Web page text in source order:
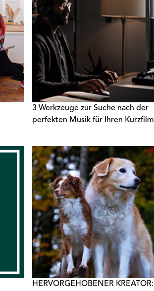
3 Werkzeuge zur Suche nach der
perfekten Musik für Ihren Kurzfilm
HERVORGEHOBENER KREATOR: